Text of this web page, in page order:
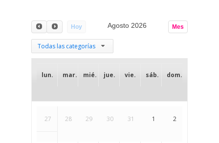
Hoy Mes
Agosto 2026
Todas las categorías
lun. mar. mié. jue. vie. sáb. dom.
27 28 29 30 31 1 2